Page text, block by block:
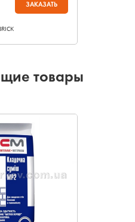
ЗАКАЗАТЬ
товары